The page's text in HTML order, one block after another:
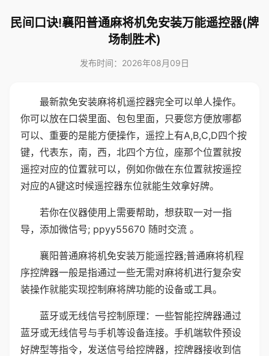
民间口诀!襄阳普通麻将机免安装万能遥控器(牌
场制胜术)
发布时间：2026年08月09日
最新款免安装麻将机遥控器完全可以单人操作。
你可以放在口袋里面、包包里面，只要您方便放哪都
可以、重要的是能方便操作，遥控上有A,B,C,D四个按
键，代表东，南，西，北四个方位，座那个位置就按
遥控对应的位置就可以，例如你做在东位置就按遥控
对应的A键这时候遥控器东位就能生效拿好牌。
若你在仪器使用上需要帮助，想获取一对一指
导，添加微信号; ppyy55670 随时交流 。
襄阳普通麻将机免安装万能遥控器;普通麻将机程
序控牌器一般是指通过一些无需对麻将机进行复杂安
装操作就能实现控制麻将牌功能的设备或工具。
蓝牙或无线信号控制原理：一些智能控牌器通过
蓝牙或无线信号与手机等设备连接。手机端软件预设
好牌型等指令，发送信号给控牌器，控牌器接收到信